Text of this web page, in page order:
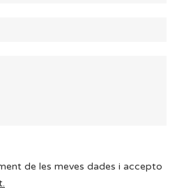
de les meves dades i accepto